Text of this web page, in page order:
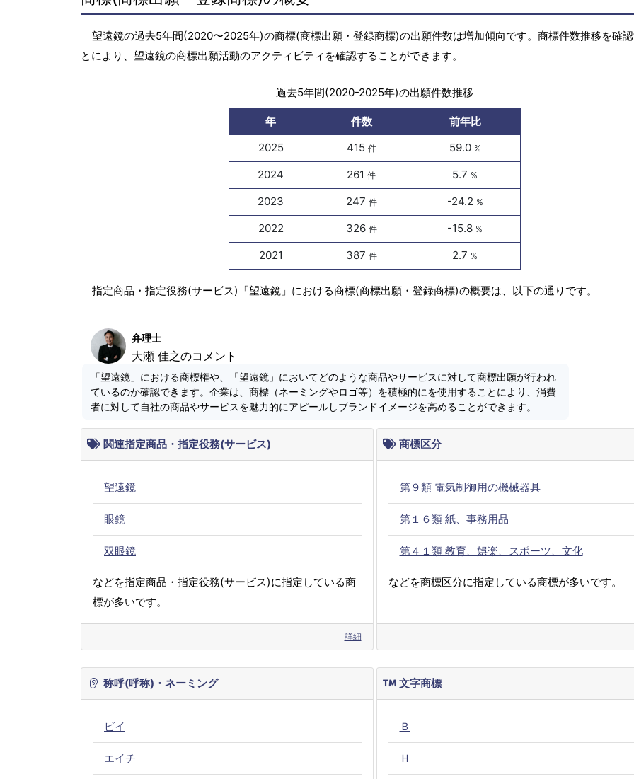
望遠鏡の過去5年間(2020〜2025年)の商標(商標出願・登録商標)の出願件数は増加傾向です。商標件数推移を確
とにより、望遠鏡の商標出願活動のアクティビティを確認することができます。
過去5年間(2020-2025年)の出願件数推移
年 件数
前年比
2025
415 件 59.0 %
2024 261件 5.7 %
2023 247 件 -24.2 %
2022 326 件 -15.8 %
2021 387 件 2.7 %
指定商品・指定役務(サービス)「望遠鏡」における商標(商標出願・登録商標)の概要は、以下の通りです。
弁理士
大瀬 佳之のコメント
「望遠鏡」における商標権や、「望遠鏡」においてどのような商品やサービスに対して商標出願が行われ
ているのか確認できます。企業は、商標（ネーミングやロゴ等）を積極的にを使用することにより、消費
者に対して自社の商品やサービスを魅力的にアピールしブランドイメージを高めることができます。
関連指定商品・指定役務(サービス)
望遠鏡
眼鏡
双眼鏡
などを指定商品・指定役務(サービス)に指定している商
標が多いです。
詳細
商標区分
第９類 電気制御用の機械器具
第１６類 紙、事務用品
第４１類 教育、娯楽、スポーツ、文化
などを商標区分に指定している商標が多いです。
称呼(呼称)・ネーミング
ビイ
エイチ
文字商標
Ｂ
Ｈ